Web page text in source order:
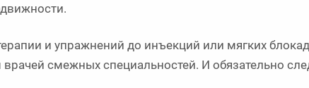
и упражнений до инъекций или мягких
смежных специальностей. И обязательно